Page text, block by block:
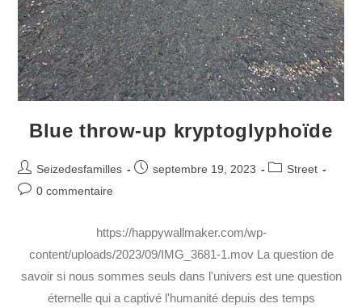
Blue throw-up kryptoglyphoïde
Seizedesfamilles septembre 19, 2023
Street
0 commentaire
https://happywallmaker.com/wp-
content/uploads/2023/09/IMG_3681-1.mov La question de
savoir si nous sommes seuls dans l'univers est une question
éternelle qui a captivé l'humanité depuis des temps